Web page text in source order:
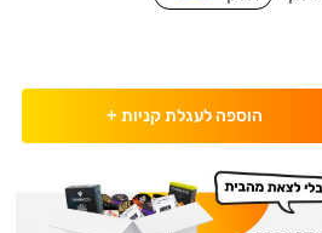
הוספה לעגלת קניות +